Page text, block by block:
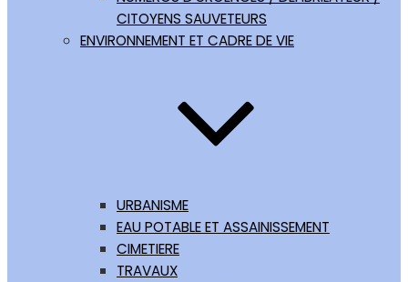
CITOYENS SAUVETEURS
ENVIRONNEMENT ET CADRE DE VIE
URBANISME
EAU POTABLE ET ASSAINISSEMENT
CIMETIERE
TRAVAUX